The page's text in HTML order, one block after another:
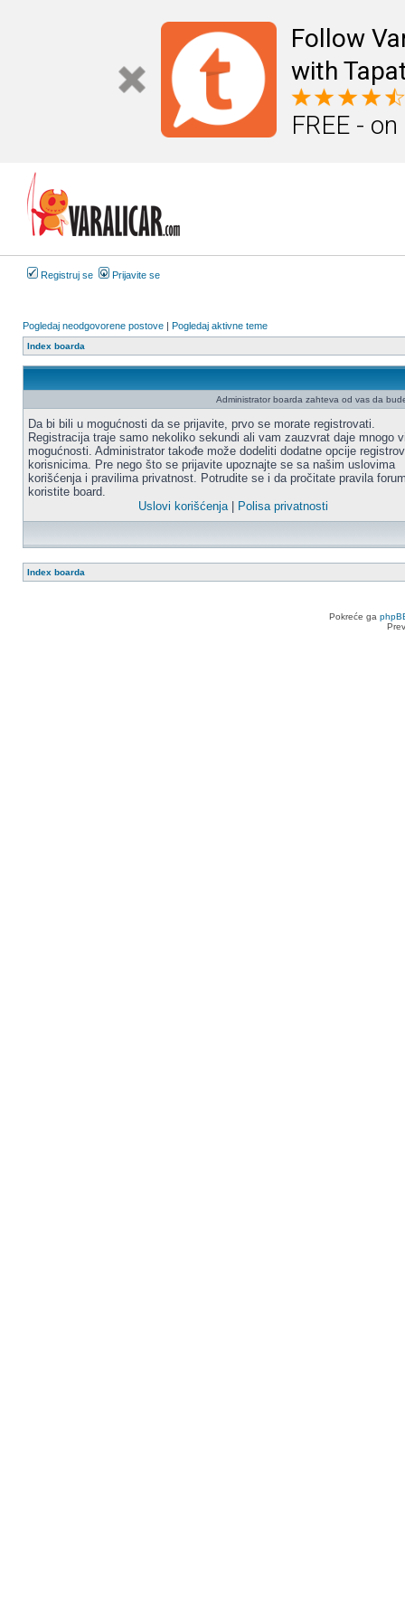
Follow
with
FREE -
Registruj se Prijavite se
Pogledaj neodgovorene postove | Pogledaj aktivne teme
Index boarda
Administrator boarda zahteva od vas da
Da bi bili u mogućnosti da se prijavite, prvo se morate registrovati.
Registracija traje samo nekoliko sekundi ali vam zauzvrat daje mnogo
mogućnosti. Administrator takođe može dodeliti dodatne opcije
korisnicima. Pre nego što se prijavite upoznajte se sa našim uslovima
korišćenja i pravilima privatnost. Potrudite se i da pročitate pravila
koristite board.
Uslovi korišćenja| Polisa privatnosti
Index boarda
Pokreće ga